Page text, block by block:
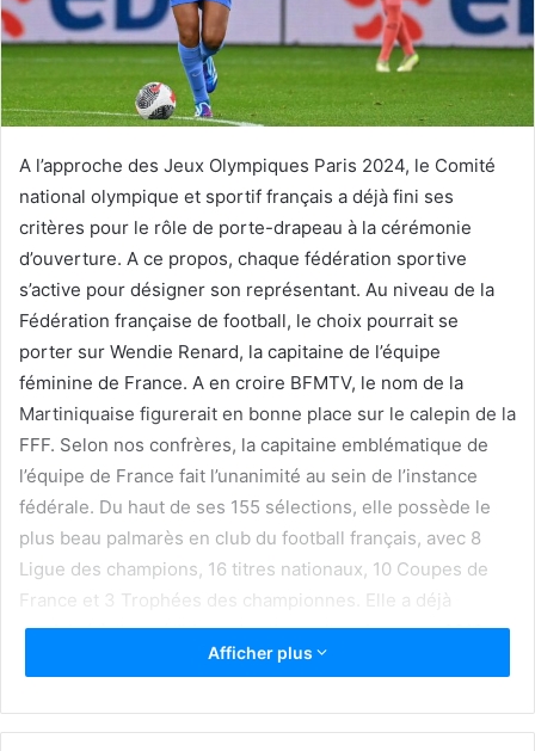
o
u
r
i
e
A l’approche des Jeux Olympiques Paris 2024, le Comité
national olympique et sportif français a déjà fini ses
critères pour le rôle de porte-drapeau à la cérémonie
d’ouverture. A ce propos, chaque fédération sportive
s’active pour désigner son représentant. Au niveau de la
Fédération française de football, le choix pourrait se
porter sur Wendie Renard, la capitaine de l’équipe
féminine de France. A en croire BFMTV, le nom de la
Martiniquaise figurerait en bonne place sur le calepin de la
FFF. Selon nos confrères, la capitaine emblématique de
l’équipe de France fait l’unanimité au sein de l’instance
fédérale. Du haut de ses 155 sélections, elle possède le
plus beau palmarès en club du football français, avec 8
Ligue des champions, 16 titres nationaux, 10 Coupes de
France et 3 Trophées des championnes. Elle a déjà
participé à deux éditions des Jeux olympiques en 2012 et
en 2016 (Ndlr, l’un des critères pour être porte-drapeau).
Afficher plus